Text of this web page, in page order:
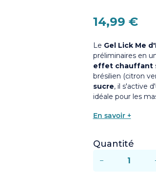
14,99 €
Le Gel Lick Me
préliminaires en
effet chauffant
brésilien (citron
sucre, il s'active
idéale pour les
En savoir +
Quantité
−